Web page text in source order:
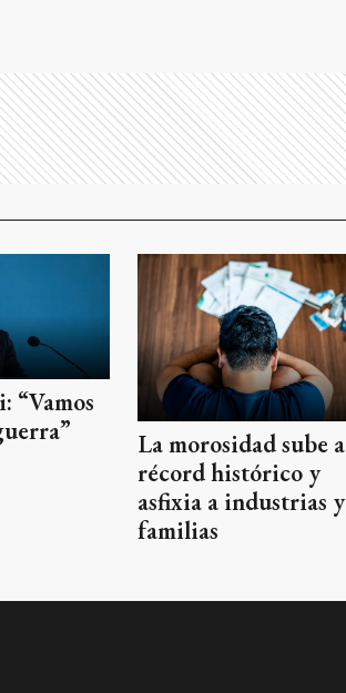
“Vamos
La morosidad sube a
récord histórico y
asfixia a industrias y
familias